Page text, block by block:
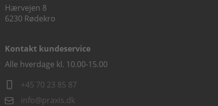
Hærvejen 8
6230 Rødekro
Kontakt kundeservice
Alle hverdage kl. 10.00-15.00
+45 70 23 85 87
info@praxis.dk